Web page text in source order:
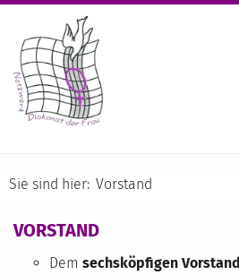
Sie sind hier: Vorstand
VORSTAND
Dem sechsköpfigen Vorstand